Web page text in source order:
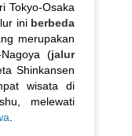
Tokyo-Osaka
ini berbeda
merupakan
(jalur
Shinkansen
wisata di
melewati